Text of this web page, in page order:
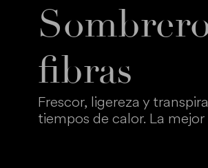
fibras
Frescor, ligereza y
tiempos de calor. La